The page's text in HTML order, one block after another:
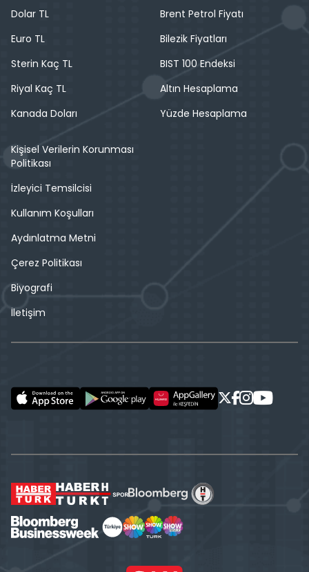
Dolar TL
Euro TL
Sterin Kaç TL
Riyal Kaç TL
Kanada Doları
Brent Petrol Fiyatı
Bilezik Fiyatları
BIST 100 Endeksi
Altın Hesaplama
Yüzde Hesaplama
Kişisel Verilerin Korunması
Politikası
İzleyici Temsilcisi
Kullanım Koşulları
Aydınlatma Metni
Çerez Politikası
Biyografi
İletişim